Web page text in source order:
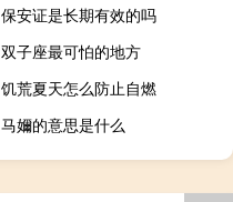
保安证是长期有效的吗
双子座最可怕的地方
饥荒夏天怎么防止自燃
马嬭的意思是什么